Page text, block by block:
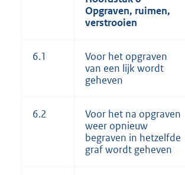
Opgraven, ruimen,
verstrooien
6.1
Voor het opgraven
van een lijk wordt
geheven
6.2
Voor het na opgraven
weer opnieuw
begraven in hetzelfde
graf wordt geheven